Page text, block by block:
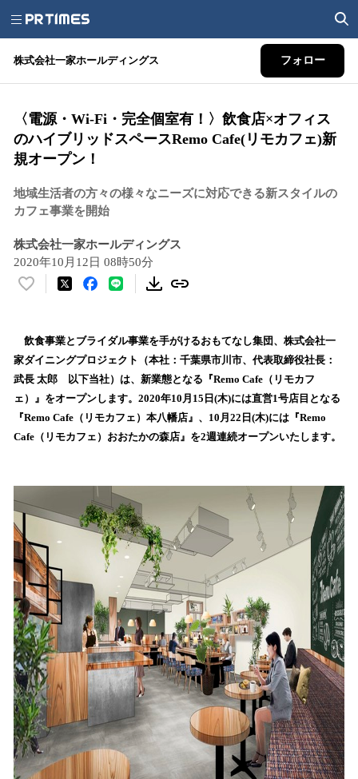
株式会社一家ホールディングス フォロー
〈電源・Wi-Fi・完全個室有！〉飲食店×オフィス
のハイブリッドスペースRemo Cafe(リモカフェ)新
規オープン！
地域生活者の方々の様々なニーズに対応できる新スタイルの
カフェ事業を開始
株式会社一家ホールディングス
2020年10月12日 08時50分
い
！
数
を
読
み
込
み
飲食事業とブライダル事業を手がけるおもてなし集団、株式会社一
家ダイニングプロジェクト（本社：千葉県市川市、代表取締役社長：
武長 太郎 以下当社）は、新業態となる『Remo Cafe（リモカフ
ェ）』をオープンします。2020年10月15日(木)には直営1号店目となる
『Remo Cafe（リモカフェ）本八幡店』、10月22日(木)には『Remo
Cafe（リモカフェ）おおたかの森店』を2週連続オープンいたします。